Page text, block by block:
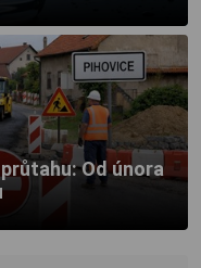
Od února